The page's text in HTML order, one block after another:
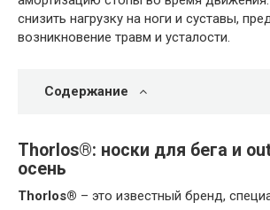
снизить нагрузку на ноги и суставы,
возникновение травм и усталости.
Содержание
Thorlos®: носки для бега и
осень
Thorlos® – это известный бренд,